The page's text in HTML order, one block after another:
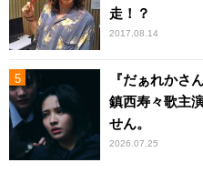
走！？
2017.08.14
『だぁれかさ
鎮西寿々歌主
せん。
2026.07.25